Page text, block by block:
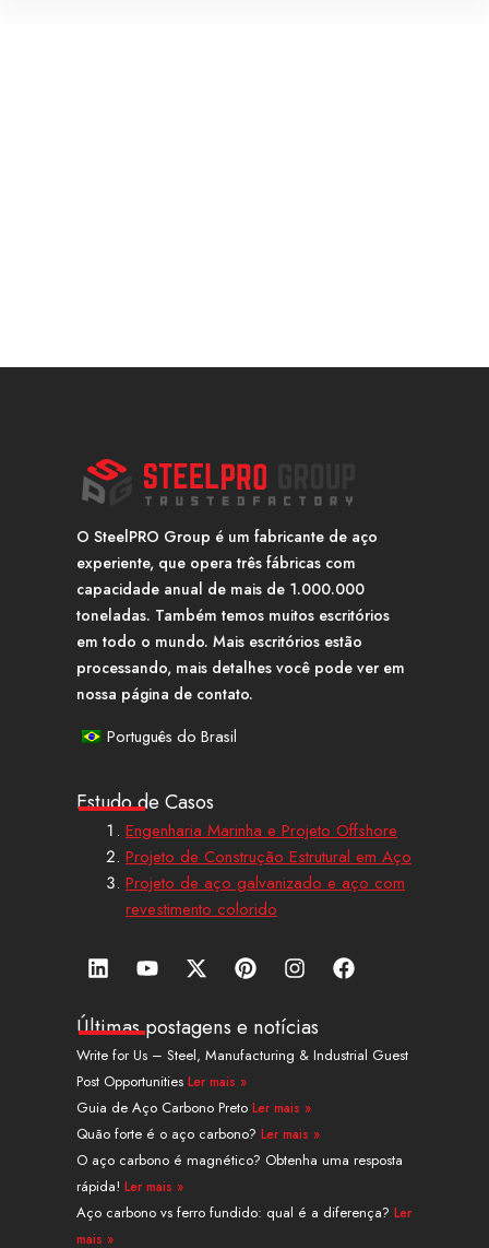
O SteelPRO Group é um fabricante de aço
experiente, que opera três fábricas com
capacidade anual de mais de 1.000.000
toneladas. Também temos muitos escritórios
em todo o mundo. Mais escritórios estão
processando, mais detalhes você pode ver em
nossa página de contato.
Português do Brasil
Estudo de Casos
Engenharia Marinha e Projeto Offshore
Projeto de Construção Estrutural em Aço
Projeto de aço galvanizado e aço com
revestimento colorido
L
i
k
e
d
i
n
Y
o
t
u
b
e
X
-
w
i
t
t
e
r
P
i
t
e
r
e
s
t
I
n
t
a
g
a
m
F
a
b
o
Últimas postagens e notícias
Write for Us – Steel, Manufacturing & Industrial Guest
Post Opportunities Ler mais »
Guia de Aço Carbono Preto Ler mais »
Quão forte é o aço carbono? Ler mais »
O aço carbono é magnético? Obtenha uma resposta
rápida! Ler mais »
Aço carbono vs ferro fundido: qual é a diferença? Ler
mais »